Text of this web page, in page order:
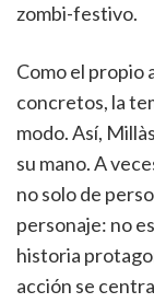
zombi-festivo.
Como el propio
concretos, la
modo. Así,
su mano. A
no solo de
personaje: no
historia
acción se